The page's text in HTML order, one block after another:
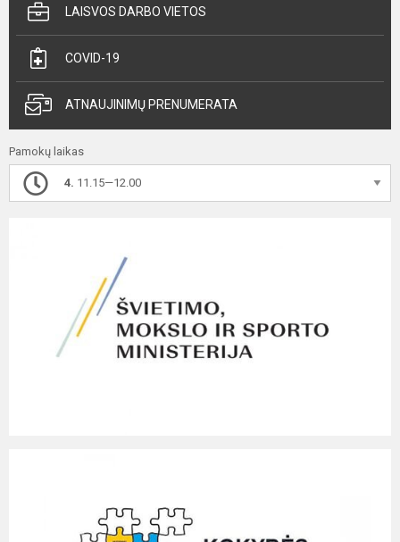
LAISVOS DARBO VIETOS
COVID-19
ATNAUJINIMŲ PRENUMERATA
Pamokų laikas
4. 11.15—12.00